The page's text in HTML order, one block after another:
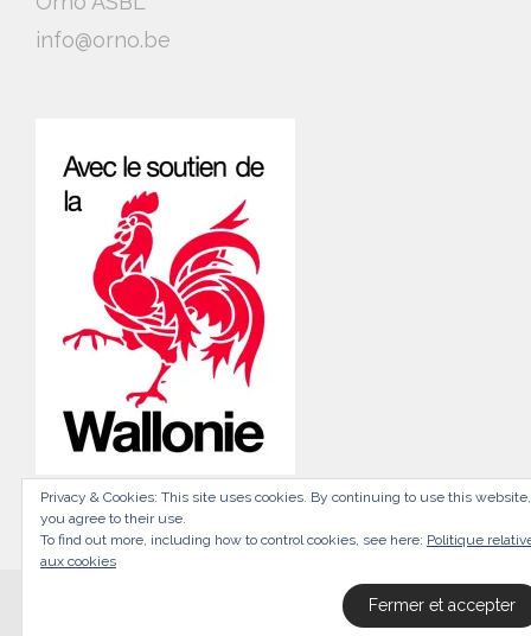
info@orno.be
All Rights Reserved.
Privacy & Cookies: This site uses cookies. By continuing to use this website,
you agree to their use.
To find out more, including how to control cookies, see here: Politique
aux cookies